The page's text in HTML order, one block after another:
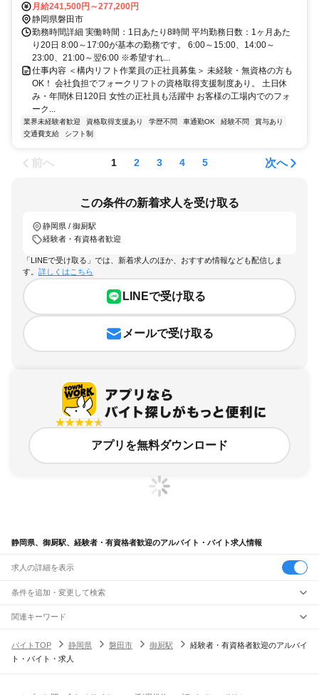
月給241,500円～277,200円
静岡県磐田市
勤務時間詳細 実働時間：1日あたり8時間 平均勤務日数：1ヶ月あた
り20日 8:00～17:00が基本の勤務です。 6:00～15:00、14:00～
23:00、21:00～翌6:00 ※希望すれ...
仕事内容 ＜構内リフト作業員の正社員募集＞ 未経験・無資格の方も
OK！ 会社負担でフォークリフトの資格取得支援制度あり。 土日休
み・年間休日120日 女性の正社員も活躍中 お客様の工場内でのフォ
ーク...
業界未経験者歓迎 資格取得支援あり 学歴不問 車通勤OK 経験不問
賞与あり
交通費支給
シフト制
前へ 1 2 3 4 5 次へ
この条件の新着求人を受け取る
静岡県 / 御厨駅
経験者・有資格者歓迎
「LINEで受け取る」では、新着求人のほか、おすすめ情報なども配信しま
す。 詳しくはこちら
LINEで受け取る
メールで受け取る
アプリを無料ダウンロード
静岡県、御厨駅、経験者・有資格者歓迎のアルバイト・バイト求人情報
求人の詳細を表示
条件を追加・変更して検索
市区町村を追加・変更
静岡県すべて
静岡市 すべて
駅を追加・変更
職種を追加・変更
関連キーワード
バイトTOP
静岡県 磐田市 御厨駅
経験者・有資格者歓迎のアルバイ
ト・バイト・求人